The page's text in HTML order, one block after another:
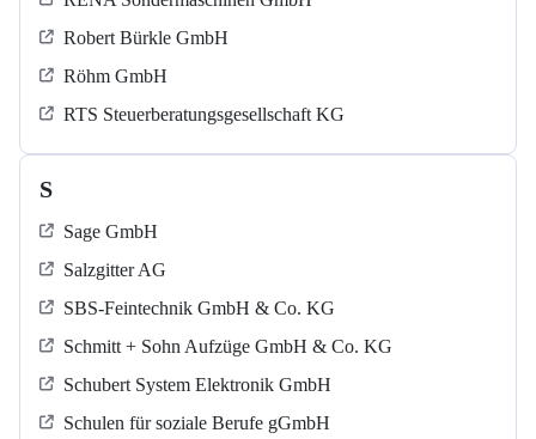
Robert Bürkle GmbH
Röhm GmbH
RTS Steuerberatungsgesellschaft KG
S
Sage GmbH
Salzgitter AG
SBS-Feintechnik GmbH & Co. KG
Schmitt + Sohn Aufzüge GmbH & Co. KG
Schubert System Elektronik GmbH
Schulen für soziale Berufe gGmbH